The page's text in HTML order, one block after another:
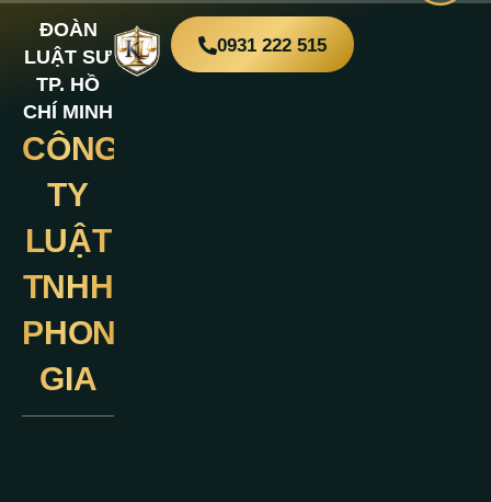
ĐOÀN
LUẬT SƯ
TP. HỒ
CHÍ MINH
CÔNG
TY
LUẬT
TNHH
PHONG
GIA
0931 222 515